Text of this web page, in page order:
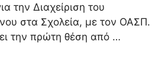
την Διαχείριση του
στα Σχολεία, με τον ΟΑΣΠ.
την πρώτη θέση από …